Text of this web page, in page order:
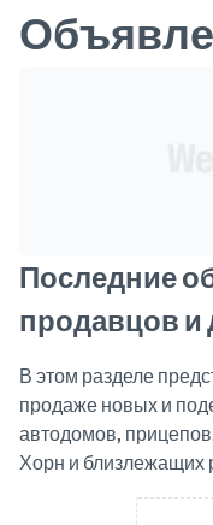
Последние
продавцов и
В этом разделе
продаже новых и
автодомов,
Хорн и близлежащих